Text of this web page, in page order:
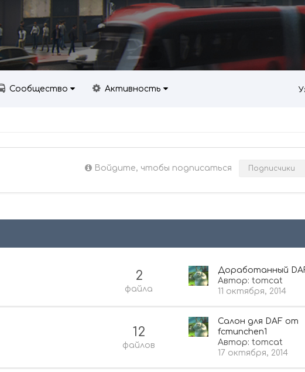
Сообщество Активность
Войдите, чтобы подписаться Подписчики
2
файла
Доработанный
Автор: tomcat
11 октября, 2014
12
файлов
Салон для DAF от
fcmunchen1
Автор: tomcat
17 октября, 2014